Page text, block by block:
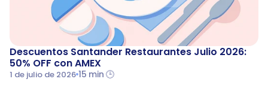
Descuentos Santander Restaurantes Julio 2026:
50% OFF con AMEX
1 de julio de 2026 15 min 🕒